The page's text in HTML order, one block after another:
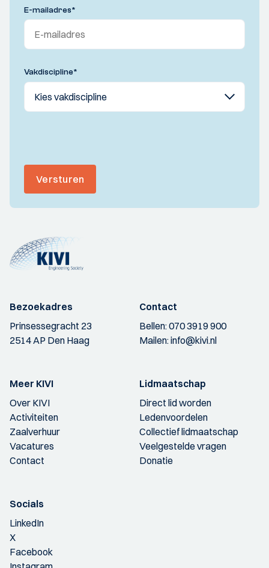
E-mailadres*
Vakdiscipline*
Versturen
Bezoekadres
Prinsessegracht 23
2514 AP Den Haag
Contact
Bellen:070 3919 900
Mailen:info@kivi.nl
Meer KIVI
Over KIVI
Activiteiten
Zaalverhuur
Vacatures
Contact
Lidmaatschap
Direct lid worden
Ledenvoordelen
Collectief lidmaatschap
Veelgestelde vragen
Donatie
Socials
LinkedIn
X
Facebook